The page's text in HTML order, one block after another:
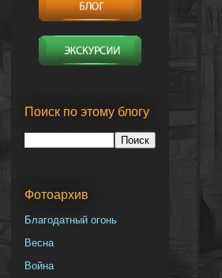
Поиск по этому блогу
Фотоархив
Благодатный огонь
Весна
Война